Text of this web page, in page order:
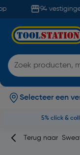
94
Selecteer een
5% click &
Terug naar